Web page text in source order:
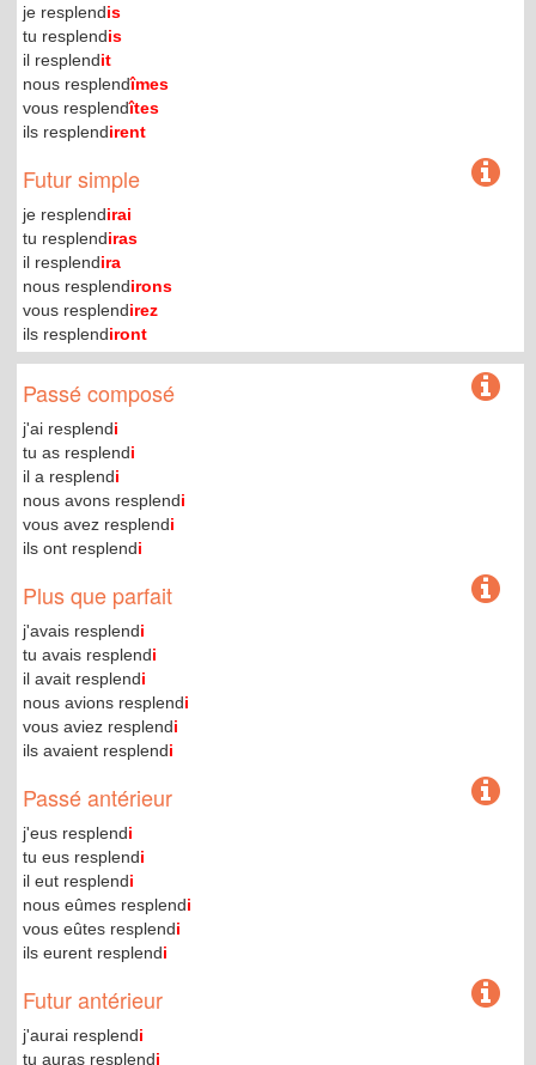
je resplendis
tu resplendis
il resplendit
nous resplendîmes
vous resplendîtes
ils resplendirent
Futur simple
je resplendirai
tu resplendiras
il resplendira
nous resplendirons
vous resplendirez
ils resplendiront
Passé composé
j'ai resplendi
tu as resplendi
il a resplendi
nous avons resplendi
vous avez resplendi
ils ont resplendi
Plus que parfait
j'avais resplendi
tu avais resplendi
il avait resplendi
nous avions resplendi
vous aviez resplendi
ils avaient resplendi
Passé antérieur
j'eus resplendi
tu eus resplendi
il eut resplendi
nous eûmes resplendi
vous eûtes resplendi
ils eurent resplendi
Futur antérieur
j'aurai resplendi
tu auras resplendi